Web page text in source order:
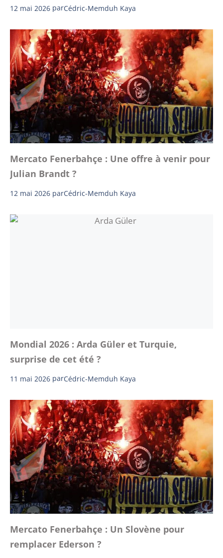
12 mai 2026 parCédric-Memduh Kaya
Mercato Fenerbahçe : Une offre à venir pour
Julian Brandt ?
12 mai 2026 parCédric-Memduh Kaya
Mondial 2026 : Arda Güler et Turquie,
surprise de cet été ?
11 mai 2026 parCédric-Memduh Kaya
Mercato Fenerbahçe : Un Slovène pour
remplacer Ederson ?